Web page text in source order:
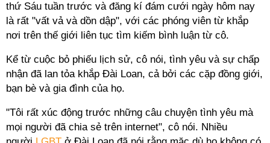
thứ Sáu tuần trước và đăng kí đám cưới ngày hôm nay
là rất "vất vả và dồn dập", với các phóng viên từ khắp
nơi trên thế giới liên tục tìm kiếm bình luận từ cô.
Kể từ cuộc bỏ phiếu lịch sử, cô nói, tình yêu và sự chấp
nhận đã lan tỏa khắp Đài Loan, cả bởi các cặp đồng giới,
bạn bè và gia đình của họ.
"Tôi rất xúc động trước những câu chuyện tình yêu mà
mọi người đã chia sẻ trên internet", cô nói. Nhiều